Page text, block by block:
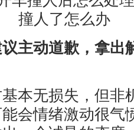
主动道歉，拿出
本无损失，但非
会情绪激动很气